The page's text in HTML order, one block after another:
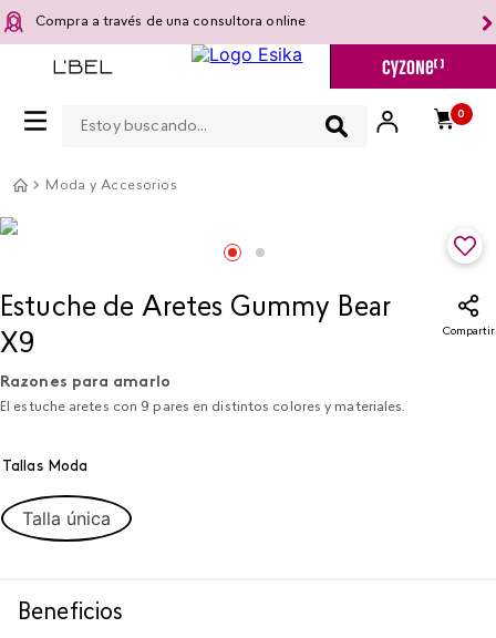
Compra a través de una consultora online
0
Moda y Accesorios
Estuche de Aretes Gummy Bear
X9​
Compartir
Razones para amarlo
El estuche aretes con 9 pares en distintos colores y materiales.
Tallas Moda
Talla única
Beneficios